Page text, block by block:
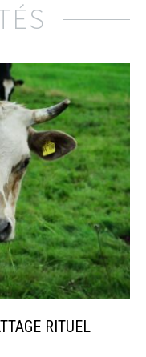
RITUEL